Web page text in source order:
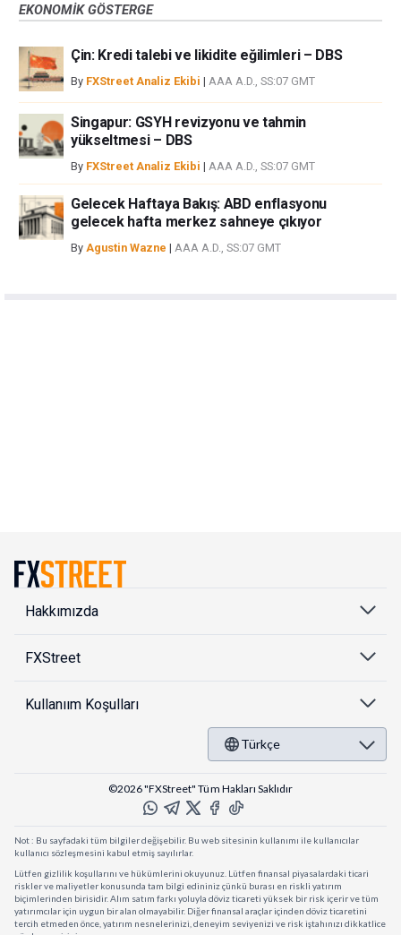
EKONOMIK GÖSTERGE
Çin: Kredi talebi ve likidite eğilimleri – DBS
By FXStreet Analiz Ekibi | AAA A.D., SS:07 GMT
Singapur: GSYH revizyonu ve tahmin
yükseltmesi – DBS
By FXStreet Analiz Ekibi | AAA A.D., SS:07 GMT
Gelecek Haftaya Bakış: ABD enflasyonu
gelecek hafta merkez sahneye çıkıyor
By Agustin Wazne | AAA A.D., SS:07 GMT
Hakkımızda
FXStreet
Kullanıım Koşulları
Türkçe
©2026 "FXStreet" Tüm Hakları Saklıdır
Not : Bu sayfadaki tüm bilgiler değişebilir. Bu web sitesinin kullanımı ile kullanıcılar
kullanıcı sözleşmesini kabul etmiş sayılırlar.
Lütfen gizlilik koşullarını ve hükümlerini okuyunuz. Lütfen finansal piyasalardaki ticari
riskler ve maliyetler konusunda tam bilgi edininiz çünkü burası en riskli yatırım
biçimlerinden birisidir. Alım satım farkı yoluyla döviz ticareti yüksek bir risk içerir ve tüm
yatırımcılar için uygun bir alan olmayabilir. Diğer finansal araçlar içinden döviz ticaretini
tercih etmeden önce, yatırım nesnelerinizi, deneyim seviyenizi ve risk iştahınızı dikkatlice